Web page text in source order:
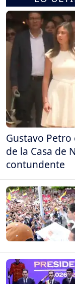
Gustavo
de la Casa de
contundente